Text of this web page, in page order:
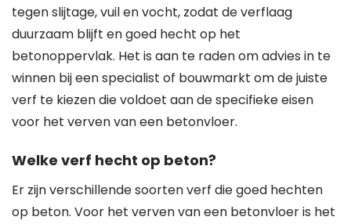
tegen slijtage, vuil en vocht, zodat de verflaag
duurzaam blijft en goed hecht op het
betonoppervlak. Het is aan te raden om advies in te
winnen bij een specialist of bouwmarkt om de juiste
verf te kiezen die voldoet aan de specifieke eisen
voor het verven van een betonvloer.
Welke verf hecht op beton?
Er zijn verschillende soorten verf die goed hechten
op beton. Voor het verven van een betonvloer is het